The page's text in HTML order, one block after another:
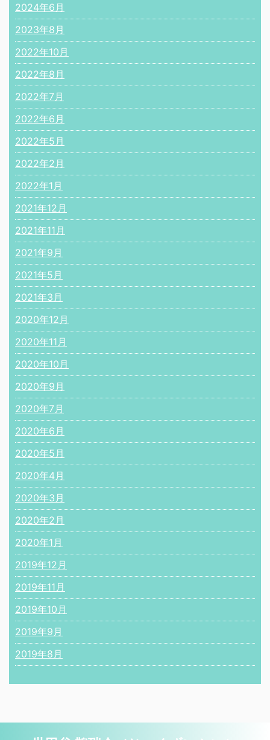
2024年6月
2023年8月
2022年10月
2022年8月
2022年7月
2022年6月
2022年5月
2022年2月
2022年1月
2021年12月
2021年11月
2021年9月
2021年5月
2021年3月
2020年12月
2020年11月
2020年10月
2020年9月
2020年7月
2020年6月
2020年5月
2020年4月
2020年3月
2020年2月
2020年1月
2019年12月
2019年11月
2019年10月
2019年9月
2019年8月